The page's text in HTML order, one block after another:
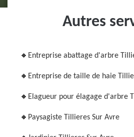
Autres
Entreprise abattage d'arbre
Entreprise de taille de haie
Elagueur pour élagage d'arbre
Paysagiste Tillieres Sur Avre